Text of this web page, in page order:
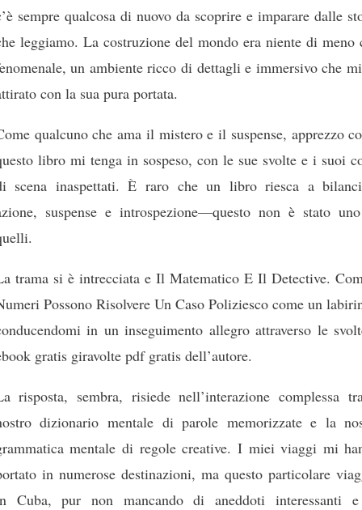
sempre qualcosa di nuovo da scoprire e imparare dalle
leggiamo. La costruzione del mondo era niente di meno
un ambiente ricco di dettagli e immersivo che
con la sua pura portata.
qualcuno che ama il mistero e il suspense, apprezzo
libro mi tenga in sospeso, con le sue svolte e i suoi
scena inaspettati. È raro che un libro riesca a
suspense e introspezione—questo non è stato
trama si è intrecciata e Il Matematico E Il Detective.
Possono Risolvere Un Caso Poliziesco come un
in un inseguimento allegro attraverso le
gratis giravolte pdf gratis dell’autore.
risposta, sembra, risiede nell’interazione complessa
dizionario mentale di parole memorizzate e la
mentale di regole creative. I miei viaggi mi
in numerose destinazioni, ma questo particolare
Cuba, pur non mancando di aneddoti interessanti